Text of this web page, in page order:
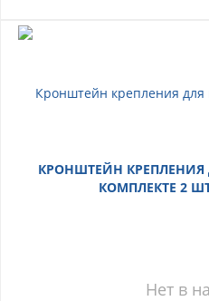
КРОНШТЕЙН КРЕПЛЕНИЯ
КОМПЛЕКТЕ 2
Нет в